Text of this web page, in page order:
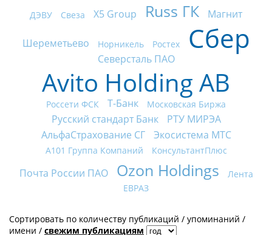
ДЭВУ Свеза X5 Group Russ ГК Магнит
Шереметьево Норникель Ростех Сбер
Северсталь ПАО
Avito Holding AB
Россети ФСК Т-Банк Московская Биржа
Русский стандарт Банк
РТУ МИРЭА
АльфаСтрахование СГ
Экосистема МТС
А101 Группа Компаний КонсультантПлюс
Почта России ПАО Ozon Holdings
Лента
ЕВРАЗ
Сортировать по количеству публикаций / упоминаний /
имени / свежим публикациям